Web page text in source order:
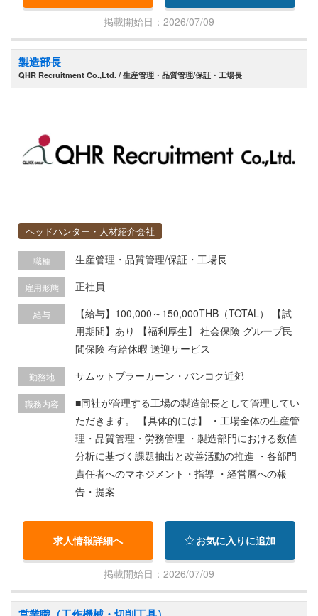
掲載開始日：2026/07/09
製造部長
QHR Recruitment Co.,Ltd. / 生産管理・品質管理/保証・工場長
ヘッドハンター・人材紹介会社
職種 生産管理・品質管理/保証・工場長
雇用形態 正社員
給与
【給与】100,000～150,000THB（TOTAL） 【試
用期間】あり 【福利厚生】 社会保険 グループ民
間保険 有給休暇 送迎サービス
勤務地 サムットプラーカーン・バンコク近郊
職務内容
■同社が管理する工場の製造部長として管理してい
ただきます。 【具体的には】 ・工場全体の生産管
理・品質管理・労務管理 ・製造部門における数値
分析に基づく課題抽出と改善活動の推進 ・各部門
責任者へのマネジメント・指導 ・経営層への報
告・提案
求人情報詳細へ お気に入りに追加
掲載開始日：2026/07/09